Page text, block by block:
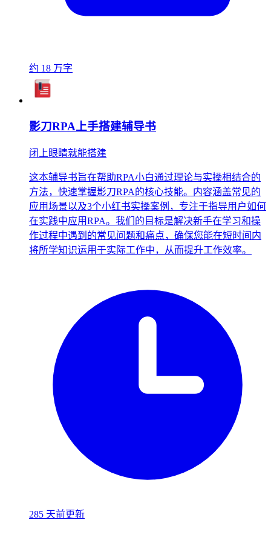
约 18 万字
影刀RPA上手搭建辅导书
闭上眼睛就能搭建
这本辅导书旨在帮助RPA小白通过理论与实操相结合的
方法，快速掌握影刀RPA的核心技能。内容涵盖常见的
应用场景以及3个小红书实操案例，专注于指导用户如何
在实践中应用RPA。我们的目标是解决新手在学习和操
作过程中遇到的常见问题和痛点，确保您能在短时间内
将所学知识运用于实际工作中，从而提升工作效率。
285 天前更新